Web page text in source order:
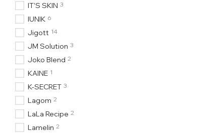
IT'S SKIN 3
IUNIK 6
Jigott 14
JM Solution 3
Joko Blend 2
KAINE 1
K-SECRET 3
Lagom 2
LaLa Recipe 2
Lamelin 2